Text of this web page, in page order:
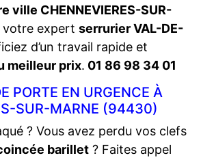
ville CHENNEVIERES-SUR-
votre expert serrurier VAL-DE-
d’un travail rapide et
meilleur prix. 01 86 98 34 01
PORTE EN URGENCE À
SUR-MARNE (94430)
? Vous avez perdu vos clefs
barillet ? Faites appel